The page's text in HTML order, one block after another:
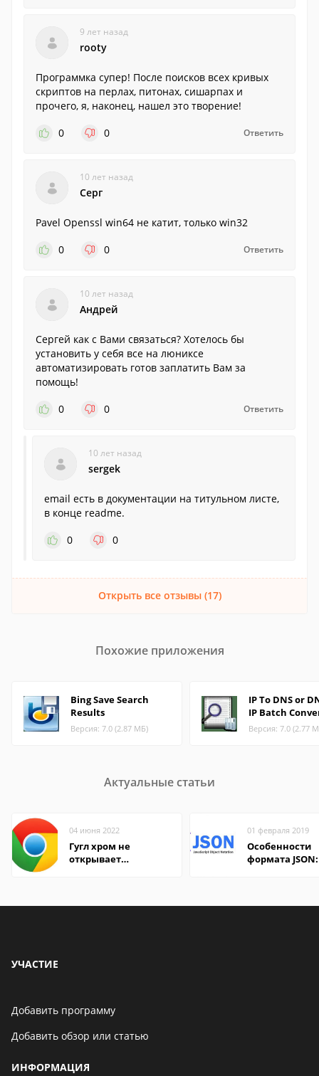
9 лет назад
rooty
Программка супер! После поисков всех кривых
скриптов на перлах, питонах, сишарпах и
прочего, я, наконец, нашел это творение!
0
0 Ответить
10 лет назад
Серг
Pavel Openssl win64 не катит, только win32
0
0 Ответить
10 лет назад
Андрей
Сергей как с Вами связаться? Хотелось бы
установить у себя все на люниксе
автоматизировать готов заплатить Вам за
помощь!
0
0 Ответить
10 лет назад
sergek
email есть в документации на титульном листе,
в конце readme.
0
0
Открыть все отзывы (17)
Похожие приложения
Bing Save Search
Results
Версия: 7.0 (2.87 МБ)
IP To DNS or
IP Batch
Версия: 7.0 (2.77
Актуальные статьи
04 июня 2022
Гугл хром не
открывает
01 февраля 2019
Особенности
формата
УЧАСТИЕ
Добавить программу
Добавить обзор или статью
ИНФОРМАЦИЯ